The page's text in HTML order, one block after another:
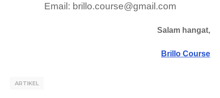
Email: brillo.course@gmail.com
Salam hangat,
Brillo Course
ARTIKEL